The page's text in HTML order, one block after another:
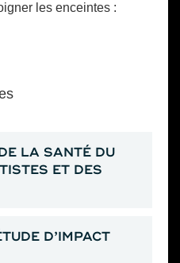
les enceintes :
LA SANTÉ DU
ET DES
D’IMPACT